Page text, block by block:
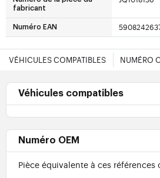
fabricant
Numéro EAN
VÉHICULES COMPATIBLES NUMÉRO
Véhicules compatibles
Numéro OEM
Pièce équivalente à ces références